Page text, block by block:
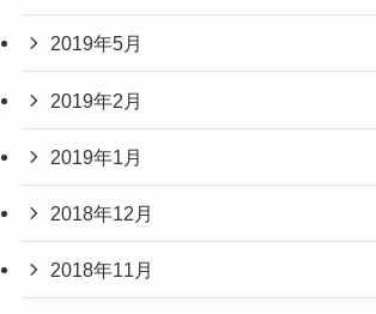
2019年5月
2019年2月
2019年1月
2018年12月
2018年11月